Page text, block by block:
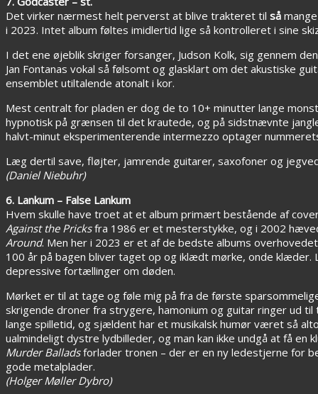
Det virker nærmest helt perverst at blive trakteret til så
i 2023. Intet album føltes imidlertid lige så kontrolleret i sine
I det ene øjeblik skriger forsanger, Judson Kolk, sig gennem
Jan Fontanas vokal så følsomt og glasklart om det akustiske
ensemblet utiltalende atonalt i kor.
Mest centralt for pladen er dog de to 10+ minutter lange
hypnotisk på grænsen til det krautede, og på sidstnævnte
halvt-minut eksperimenterende intermezzo optager
Læg dertil save, fløjter, jamrende guitarer, saxofoner og
(Daniel Niebuhr)
6. Lankum – False Lankum
Hvem skulle have troet at et album primært bestående af
Against the Pricksfra 1986 er et mesterstykke, og i 2002
Around. Men her i 2023 er et af de bedste albums
100 år på bagen bliver taget op og iklædt mørke, onde
depressive fortællinger om døden.
Mørket er til at tage og føle mig på fra de første
skrigende droner fra strygere, hamonium og guitar ringer ud
lange spilletid, og sjældent har et musikalsk humør været så
ualmindeligt dystre lydbilleder, og man kan ikke undgå at få en
Murder Balladsforlader tronen – der er en ny ledestjerne for
gode metalplader.
(Holger Møller Dybro)